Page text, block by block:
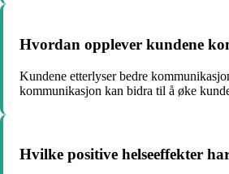
Hvordan opplever kundene
Kundene etterlyser bedre
kommunikasjon kan bidra til å øke
Hvilke positive helseeffekter